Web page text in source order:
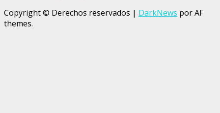
Copyright © Derechos reservados | DarkNews por AF
themes.